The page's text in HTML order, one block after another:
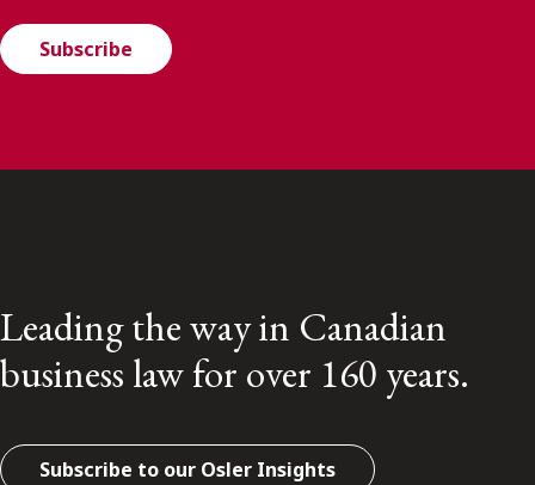
Subscribe
Leading the way in Canadian
business law for over 160 years.
Subscribe to our Osler Insights